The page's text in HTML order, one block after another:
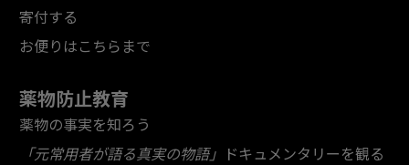
寄付する
お便りはこちらまで
薬物防止教育
薬物の事実を知ろう
「元常用者が語る真実の物語」 ドキュメンタリーを観る